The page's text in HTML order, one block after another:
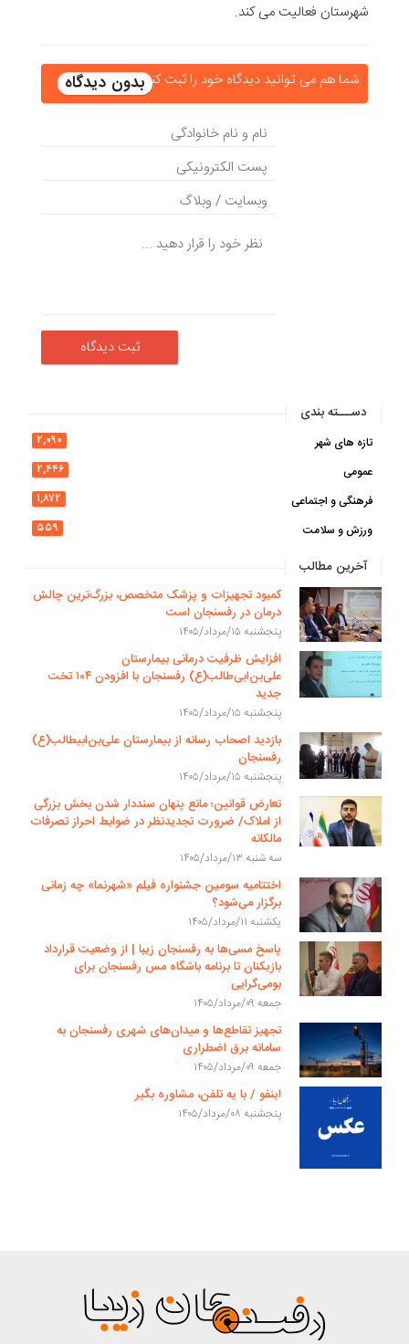
شهرستان فعالیت می کند.
شما هم می توانید دیدگاه خود را ثبت کنید
دســـته بندی
تازه های شهر
۲,۰۹۰
عمومی
۲,۴۴۶
فرهنگی و اجتماعی
۱,۸۷۲
ورزش و سلامت
۵۵۹
آخرین مطالب
کمبود تجهیزات و پزشک متخصص، بزرگ‌ترین چالش
درمان در رفسنجان است
پنجشنبه ۱۵/مرداد/۱۴۰۵
افزایش ظرفیت درمانی بیمارستان
علی‌بن‌ابی‌طالب(ع) رفسنجان با افزودن ۱۰۴ تخت
جدید
پنجشنبه ۱۵/مرداد/۱۴۰۵
بازدید اصحاب رسانه از بیمارستان علی‌بن‌ابیطالب(ع)
رفسنجان
پنجشنبه ۱۵/مرداد/۱۴۰۵
تعارض قوانین؛ مانع پنهان سنددار شدن بخش بزرگی
از املاک/ ضرورت تجدیدنظر در ضوابط احراز تصرفات
مالکانه
سه شنبه ۱۳/مرداد/۱۴۰۵
اختتامیه سومین جشنواره فیلم «شهرنما» چه زمانی
برگزار می‌شود؟
یکشنبه ۱۱/مرداد/۱۴۰۵
پاسخ مسی‌ها به رفسنجان زیبا | از وضعیت قرارداد
بازیکنان تا برنامه باشگاه مس رفسنجان برای
بومی‌گرایی
جمعه ۰۹/مرداد/۱۴۰۵
تجهیز تقاطع‌ها و میدان‌های شهری رفسنجان به
سامانه برق اضطراری
جمعه ۰۹/مرداد/۱۴۰۵
اینفو / با یه تلفن، مشاوره بگیر
پنجشنبه ۰۸/مرداد/۱۴۰۵